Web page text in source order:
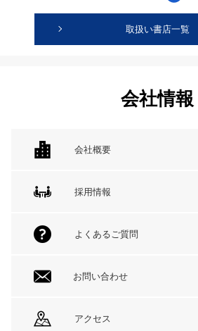
取扱い書店一覧
会社情報
会社概要
採用情報
よくあるご質問
お問い合わせ
アクセス